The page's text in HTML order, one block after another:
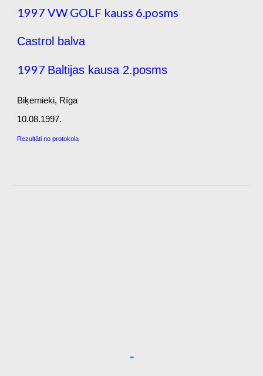
1997 VW GOLF kauss 6.posms
Castrol balva
1997 Baltijas kausa 2.posms
Biķernieki, Rīga
10.08.1997.
Rezultāti no protokola